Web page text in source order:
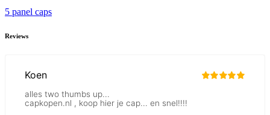
5 panel caps
Reviews